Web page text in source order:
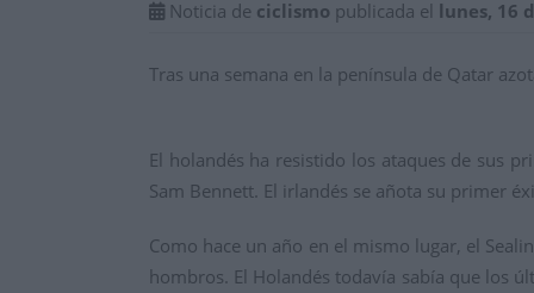
Noticia de ciclismo publicada el lunes, 16
Tras una semana en la península de Qatar
El holandés ha resistido los ataques de sus
Sam Bennett. El irlandés se añota su primer
Como hace un año en el mismo lugar, el
hombros. El Holandés todavía sabía que los